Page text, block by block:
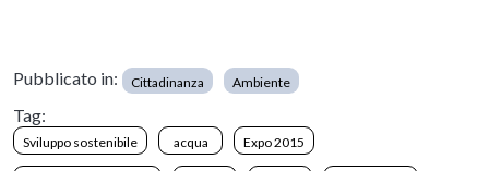
Pubblicato in: Cittadinanza Ambiente
Tag:
Sviluppo sostenibile acqua Expo 2015